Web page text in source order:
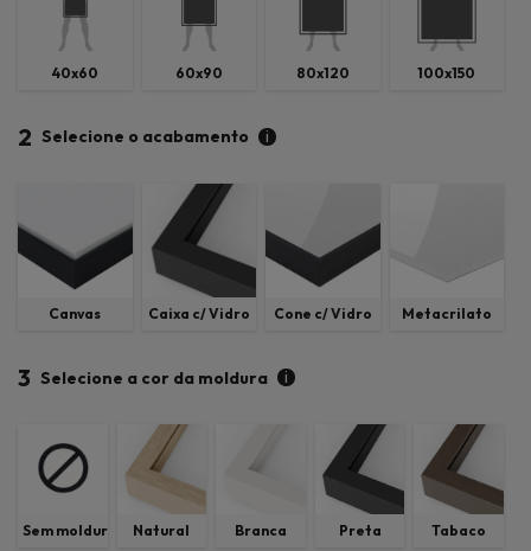
40x60 60x90 80x120 100x150
2 Selecione o acabamento i
Canvas Caixa c/ Vidro Cone c/ Vidro Metacrilato
3 Selecione a cor da moldura i
Sem moldura Natural Branca Preta Tabaco